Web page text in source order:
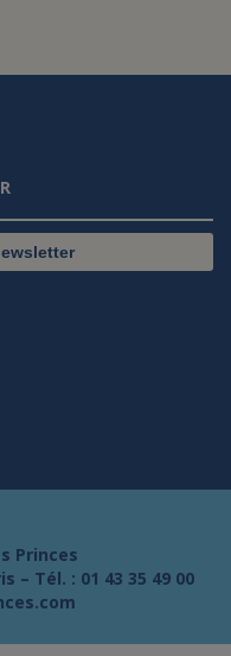
Princes
– Tél. : 01 43 35 49 00